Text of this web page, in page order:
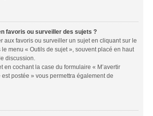
favoris ou surveiller des sujets ?
aux favoris ou surveiller un sujet en cliquant sur le
menu « Outils de sujet », souvent placé en haut
discussion.
en cochant la case du formulaire « M’avertir
est postée » vous permettra également de